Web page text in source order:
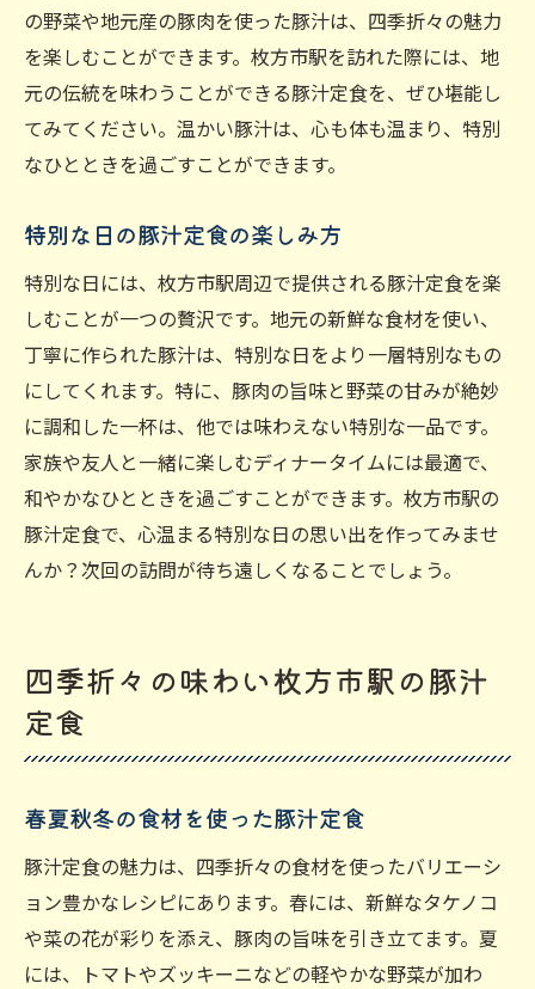
の野菜や地元産の豚肉を使った豚汁は、四季折々の魅力
を楽しむことができます。枚方市駅を訪れた際には、地
元の伝統を味わうことができる豚汁定食を、ぜひ堪能し
てみてください。温かい豚汁は、心も体も温まり、特別
なひとときを過ごすことができます。
特別な日の豚汁定食の楽しみ方
特別な日には、枚方市駅周辺で提供される豚汁定食を楽
しむことが一つの贅沢です。地元の新鮮な食材を使い、
丁寧に作られた豚汁は、特別な日をより一層特別なもの
にしてくれます。特に、豚肉の旨味と野菜の甘みが絶妙
に調和した一杯は、他では味わえない特別な一品です。
家族や友人と一緒に楽しむディナータイムには最適で、
和やかなひとときを過ごすことができます。枚方市駅の
豚汁定食で、心温まる特別な日の思い出を作ってみませ
んか？次回の訪問が待ち遠しくなることでしょう。
四季折々の味わい枚方市駅の豚汁
定食
春夏秋冬の食材を使った豚汁定食
豚汁定食の魅力は、四季折々の食材を使ったバリエーシ
ョン豊かなレシピにあります。春には、新鮮なタケノコ
や菜の花が彩りを添え、豚肉の旨味を引き立てます。夏
には、トマトやズッキーニなどの軽やかな野菜が加わ